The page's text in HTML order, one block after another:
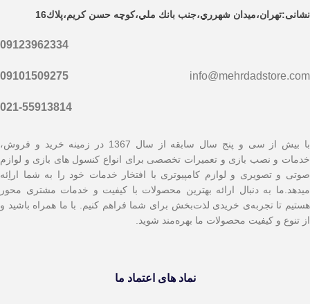
نشانی:تهران،ميدان شهرري،جنب بانك ملي،كوچه حسن كريم،پلاك16
info@mehrdadstore.com
09123962334
09101509275
021-55913814
با بیش از سی و پنج سال سابقه از سال 1367 در زمینه خرید و فروش،
خدمات و نصب بازی و تعمیرات تخصصی برای انواع کنسول های بازی و لوازم
صوتی و تصویری و لوازم کامپیوتری با افتخار خدمات خود را به شما اراِئه
میدهد.ما به دنبال ارائه بهترین محصولات با کیفیت و خدمات مشتری محور
هستیم تا تجربه‌ی خریدی لذت‌بخش برای شما فراهم کنیم. با ما همراه باشید و
از تنوع و کیفیت محصولات ما بهره‌مند شوید.
نماد های اعتماد ما